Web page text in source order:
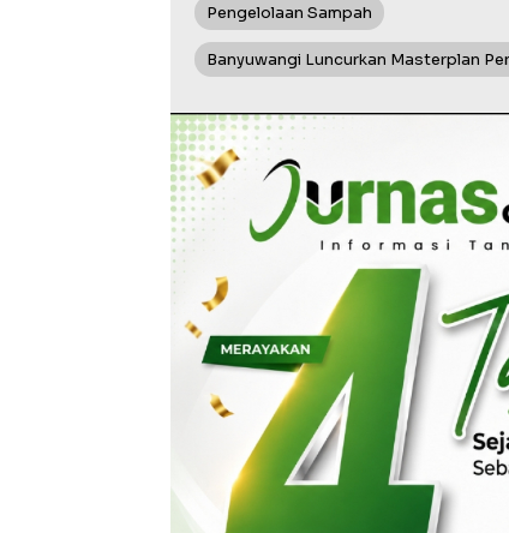
Pengelolaan Sampah
Banyuwangi Luncurkan Masterplan